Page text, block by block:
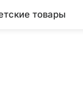
товары